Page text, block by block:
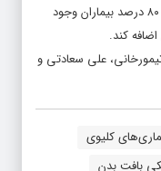
شناسایی شود، امکان درمان موفق در بیش از ۸۰ درصد بیماران وجود
علی سعادتی و
کلیوی
بافت بدن